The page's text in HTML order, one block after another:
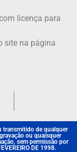
licença para
site na página
transmitido de qualquer
ou quaisquer
sem permissão por
DE 1998.